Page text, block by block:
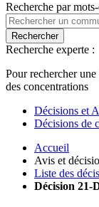
Recherche par
Rechercher
Recherche experte :
Pour rechercher
des concentrations
Décisions et
Décisions de
Accueil
Avis et
Liste des
Décision 21-